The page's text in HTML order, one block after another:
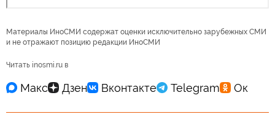
Материалы ИноСМИ содержат оценки исключительно зарубежных СМИ
и не отражают позицию редакции ИноСМИ
Читать inosmi.ru в